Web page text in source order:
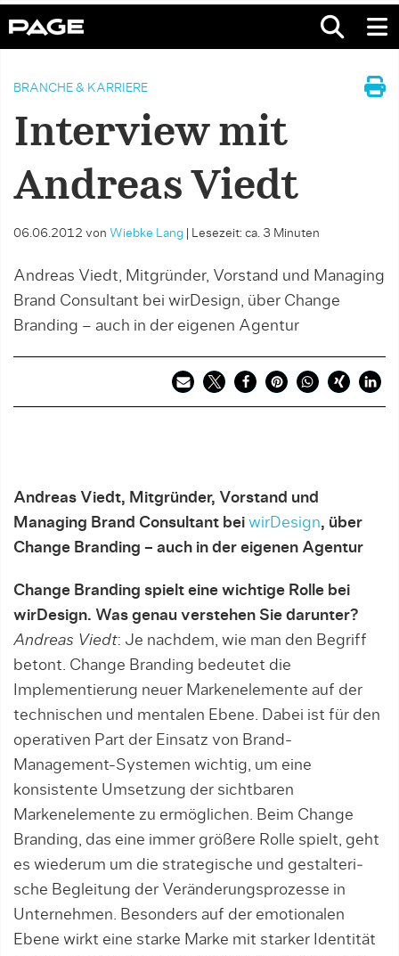
BRANCHE & KARRIERE
Interview mit
Andreas Viedt
06.06.2012 von Wiebke Lang Lesezeit: ca. 3 Minuten
Andreas Viedt, Mitgründer, Vorstand und Managing
Brand Consultant bei wirDesign, über Change
Branding – auch in der eigenen Agentur
Andreas Viedt, Mitgründer, Vorstand und
Managing Brand Consultant bei wirDesign, über
Change Branding – auch in der eigenen Agentur
Change Branding spielt eine wichtige Rolle bei
wirDesign. Was genau verstehen Sie darunter?
Andreas Viedt: Je nachdem, wie man den Begriff
betont. Change Branding be­deutet die
Implementierung neuer Markenelemente auf der
technischen und mentalen Ebene. Dabei ist für den
operativen Part der Einsatz von Brand-
Management-Systemen wichtig, um ei­­ne
konsistente Umsetzung der sicht­ba­­­ren
Markenelemente zu ermöglichen. Beim Change
Branding, das eine immer größere Rolle spielt, geht
es wiederum um die strategische und gestalteri­
sche Begleitung der Verän­de­rungs­pro­zesse in
Unternehmen. Besonders auf der emotionalen
Ebene wirkt eine star­ke Marke mit starker Iden­tität